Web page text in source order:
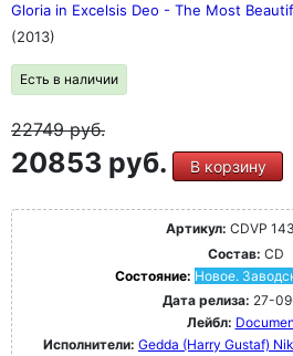
Gloria in Excelsis Deo - The Most
(2013)
Есть в наличии
22749руб.
20853 руб. В корзину
Артикул: CDVP
Состав: CD
Состояние: Новое.
Дата релиза: 27-
Лейбл:
Исполнители: Gedda (Harry Gustaf)